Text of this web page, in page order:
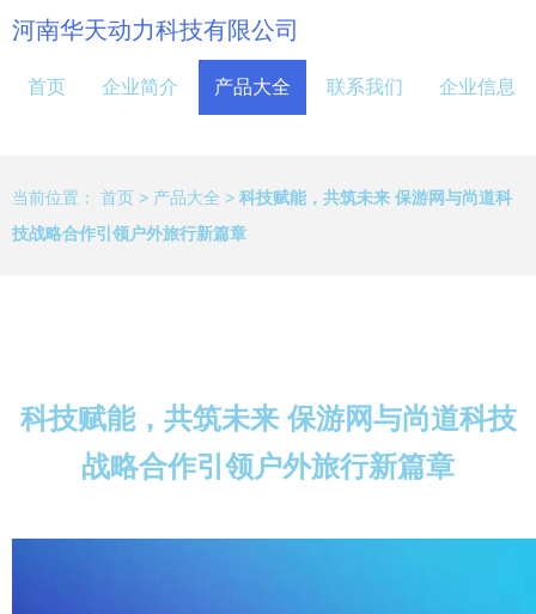
河南华天动力科技有限公司
首页 企业简介 产品大全 联系我们 企业信息
当前位置： 首页 > 产品大全 > 科技赋能，共筑未来 保游网与尚道科
技战略合作引领户外旅行新篇章
科技赋能，共筑未来 保游网与尚道科技
战略合作引领户外旅行新篇章